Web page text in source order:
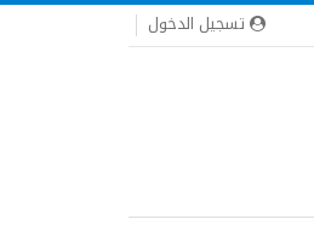
تسجيل الدخول